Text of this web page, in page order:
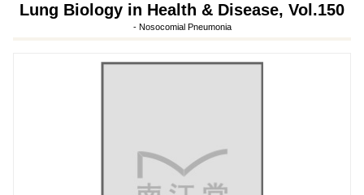
Lung Biology in Health & Disease, Vol.150
- Nosocomial Pneumonia